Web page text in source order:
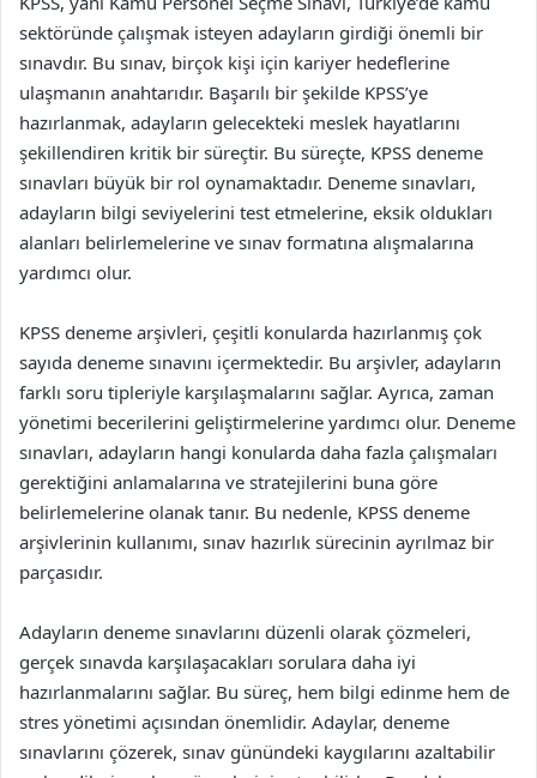
sektöründe çalışmak isteyen adayların girdiği önemli bir
sınavdır. Bu sınav, birçok kişi için kariyer hedeflerine
ulaşmanın anahtarıdır. Başarılı bir şekilde KPSS’ye
hazırlanmak, adayların gelecekteki meslek hayatlarını
şekillendiren kritik bir süreçtir. Bu süreçte, KPSS deneme
sınavları büyük bir rol oynamaktadır. Deneme sınavları,
adayların bilgi seviyelerini test etmelerine, eksik oldukları
alanları belirlemelerine ve sınav formatına alışmalarına
yardımcı olur.
KPSS deneme arşivleri, çeşitli konularda hazırlanmış çok
sayıda deneme sınavını içermektedir. Bu arşivler, adayların
farklı soru tipleriyle karşılaşmalarını sağlar. Ayrıca, zaman
yönetimi becerilerini geliştirmelerine yardımcı olur. Deneme
sınavları, adayların hangi konularda daha fazla çalışmaları
gerektiğini anlamalarına ve stratejilerini buna göre
belirlemelerine olanak tanır. Bu nedenle, KPSS deneme
arşivlerinin kullanımı, sınav hazırlık sürecinin ayrılmaz bir
parçasıdır.
Adayların deneme sınavlarını düzenli olarak çözmeleri,
gerçek sınavda karşılaşacakları sorulara daha iyi
hazırlanmalarını sağlar. Bu süreç, hem bilgi edinme hem de
stres yönetimi açısından önemlidir. Adaylar, deneme
sınavlarını çözerek, sınav günündeki kaygılarını azaltabilir